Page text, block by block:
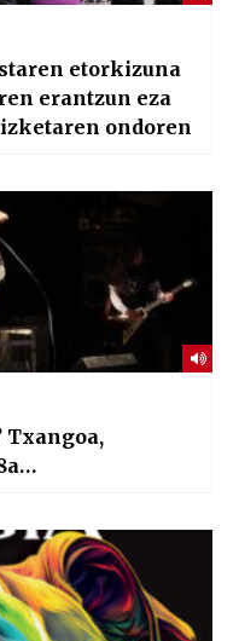
etorkizuna
erantzun eza
ondoren
Txangoa,